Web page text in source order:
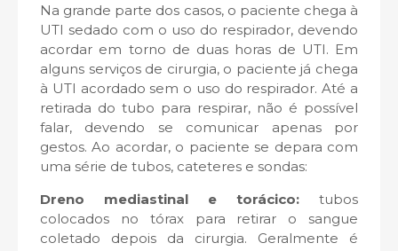
Na grande parte dos casos, o paciente chega à
UTI sedado com o uso do respirador, devendo
acordar em torno de duas horas de UTI. Em
alguns serviços de cirurgia, o paciente já chega
à UTI acordado sem o uso do respirador. Até a
retirada do tubo para respirar, não é possível
falar, devendo se comunicar apenas por
gestos. Ao acordar, o paciente se depara com
uma série de tubos, cateteres e sondas:
Dreno mediastinal e torácico: tubos
colocados no tórax para retirar o sangue
coletado depois da cirurgia. Geralmente é